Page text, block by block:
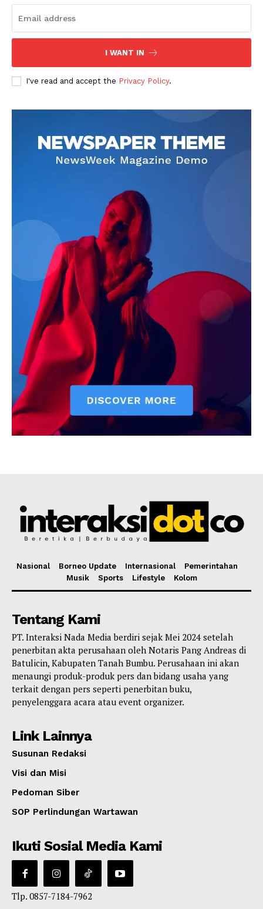
I WANT IN
I've read and accept the Privacy Policy.
Nasional Borneo Update Internasional
Pemerintahan
Musik
Sports Lifestyle Kolom
Tentang Kami
PT. Interaksi Nada Media berdiri sejak Mei 2024 setelah
penerbitan akta perusahaan oleh Notaris Pang Andreas di
Batulicin, Kabupaten Tanah Bumbu. Perusahaan ini akan
menaungi produk-produk pers dan bidang usaha yang
terkait dengan pers seperti penerbitan buku,
penyelenggara acara atau event organizer.
Link Lainnya
Susunan Redaksi
Visi dan Misi
Pedoman Siber
SOP Perlindungan Wartawan
Ikuti Sosial Media Kami
Tlp. 0857-7184-7962